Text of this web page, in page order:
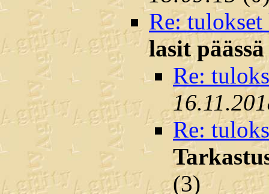
Re:
lasit
Re:
Re:
(3)